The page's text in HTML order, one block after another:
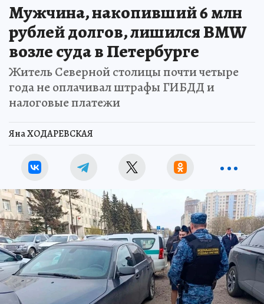
Мужчина, накопивший 6 млн
рублей долгов, лишился BMW
возле суда в Петербурге
Житель Северной столицы почти четыре
года не оплачивал штрафы ГИБДД и
налоговые платежи
Яна ХОДАРЕВСКАЯ